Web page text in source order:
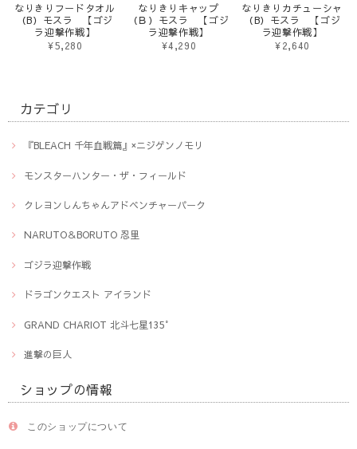
なりきりフードタオル
（B）モスラ 【ゴジ
ラ迎撃作戦】
¥5,280
なりきりキャップ
（Ｂ）モスラ 【ゴジ
ラ迎撃作戦】
¥4,290
なりきりカチューシャ
（B）モスラ 【ゴジ
ラ迎撃作戦】
¥2,640
カテゴリ
『BLEACH 千年血戦篇』×ニジゲンノモリ
モンスターハンター・ザ・フィールド
クレヨンしんちゃんアドベンチャーパーク
NARUTO＆BORUTO 忍里
ゴジラ迎撃作戦
ドラゴンクエスト アイランド
GRAND CHARIOT 北斗七星135°
進撃の巨人
ショップの情報
このショップについて